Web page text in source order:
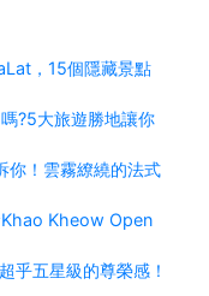
，15個隱藏景點
?5大旅遊勝地讓你
你！雲霧繚繞的法式
Khao Kheow Open
乎五星級的尊榮感！